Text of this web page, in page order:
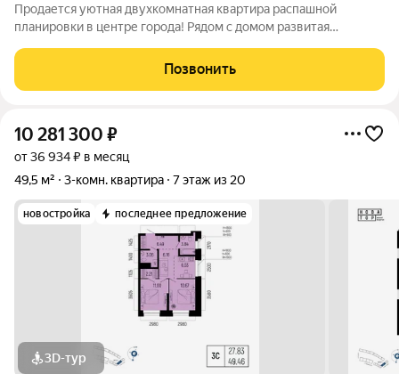
Продается уютная двухкомнатная квартира распашной
планировки в центре города! Рядом с домом развитая
Фармленд, магазин Пятерочка, Фикс прайс. Окна по всей
квартире пластиковые, балкон с выходом из
Позвонить
10 281 300 ₽
от 36 934 ₽ в месяц
49,5 м²
3-комн. квартира 7 этаж из 20
новостройка последнее предложение
3D-тур